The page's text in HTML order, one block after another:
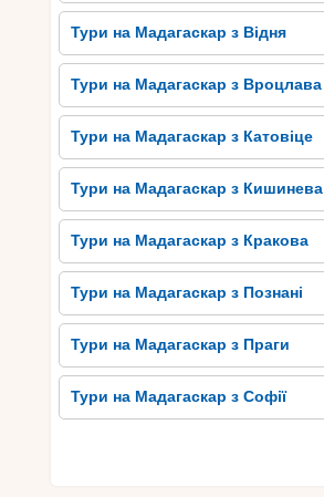
Тури на Мадагаскар з Відня
Тури на Мадагаскар з Вроцлава
Тури на Мадагаскар з Катовіце
Тури на Мадагаскар з Кишинева
Тури на Мадагаскар з Кракова
Тури на Мадагаскар з Познані
Тури на Мадагаскар з Праги
Тури на Мадагаскар з Софії